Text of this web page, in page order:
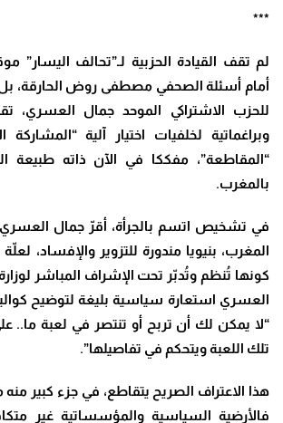
***
لم تقف القيادة الحزبية لـ”تحالف اليسار”
أمام أسئلة الصحفي مصطفى روض الحارقة، بل
للحزب الاشتراكي الموحد جمال العسري،
وبراغماتية لخلفيات اختيار آلية “المشاركة
“المقاطعة”، مفككا في الآن ذاته طبيعة
بالمغرب.
في تشخيص اتسم بالجرأة، أقرّ جمال العسري
المغرب، بنيويا مندورة للتزوير والإفساد،
كونها تُنظم وتُدبّر تحت الإشراف المباشر
العسري استعارة سياسية بليغة لتوضيح
“لا يمكن لك أن تربح أو تنتصر في لعبة ما..
تلك اللعبة ويتحكم في تفاصيلها”.
هذا الاعتراف الصريح يتقاطع، في جزء كبير
فالأرضية السياسية والمؤسساتية غير